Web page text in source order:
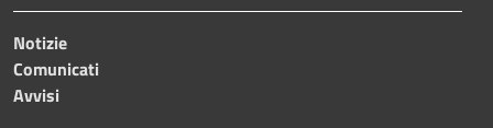
Notizie
Comunicati
Avvisi